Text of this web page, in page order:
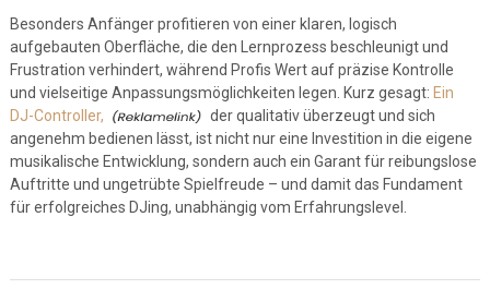
Besonders Anfänger profitieren von einer klaren, logisch
aufgebauten Oberfläche, die den Lernprozess beschleunigt und
Frustration verhindert, während Profis Wert auf präzise Kontrolle
und vielseitige Anpassungsmöglichkeiten legen. Kurz gesagt: Ein
DJ-Controller,
der qualitativ überzeugt und sich
angenehm bedienen lässt, ist nicht nur eine Investition in die eigene
musikalische Entwicklung, sondern auch ein Garant für reibungslose
Auftritte und ungetrübte Spielfreude – und damit das Fundament
für erfolgreiches DJing, unabhängig vom Erfahrungslevel.